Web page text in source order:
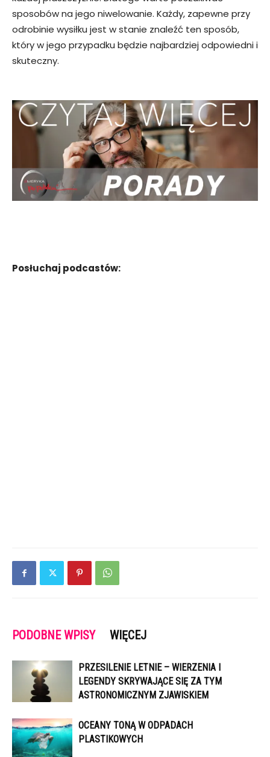
sposobów na jego niwelowanie. Każdy, zapewne przy
odrobinie wysiłku jest w stanie znaleźć ten sposób,
który w jego przypadku będzie najbardziej odpowiedni i
skuteczny.
Posłuchaj podcastów:
PODOBNE WPISY WIĘCEJ
PRZESILENIE LETNIE – WIERZENIA I
LEGENDY SKRYWAJĄCE SIĘ ZA TYM
ASTRONOMICZNYM ZJAWISKIEM
OCEANY TONĄ W ODPADACH
PLASTIKOWYCH